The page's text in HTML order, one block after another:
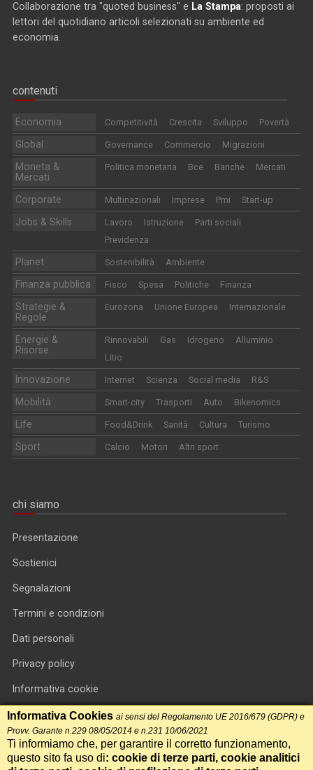
Collaborazione tra "quoted business" e La Stampa: proposti ai
lettori del quotidiano articoli selezionati su ambiente ed
economia.
contenuti
Economia Competitività Crescita Sviluppo Povertà
Global Governance Commercio Migrazioni
Moneta &
Mercati
Politica monetaria Bce Banche Mercati
Corporate Multinazionali Imprese Pmi Start-up
Jobs & Skills Lavoro Istruzione
Parti sociali
Previdenza
Planet Sostenibilità Ambiente
Finanza pubblica Fisco Spesa Politiche Finanza
Strategie &
Regole
Eurozona Unione Europea Internazionale
Energie &
Risorse
Rinnovabili Gas Idrogeno
Alluminio
Litio
Innovazione Internet Scienza Social media R&S
Mobilità Smart-city Trasporti Auto Bikenomics
Life Food&Drink Sanità Cultura Turismo
Sport Calcio Motori Altri sport
chi siamo
Presentazione
Sostienici
Segnalazioni
Termini e condizioni
Dati personali
Privacy policy
Informativa cookie
RSS feed
RSS Top News
Contatti
Informativa Cookies ai sensi del Regolamento UE 2016/679 (GDPR) e
Provv. Garante n.229 08/05/2014 e n.231 10/06/2021
Ti informiamo che, per garantire il corretto funzionamento,
questo sito fa uso di: cookie di terze parti, cookie analitici